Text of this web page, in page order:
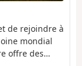
de rejoindre à
mondial
offre des